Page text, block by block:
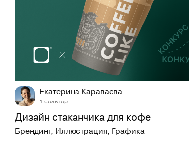
Екатерина Караваева
1 соавтор
Дизайн стаканчика для кофе
Брендинг, Иллюстрация, Графика